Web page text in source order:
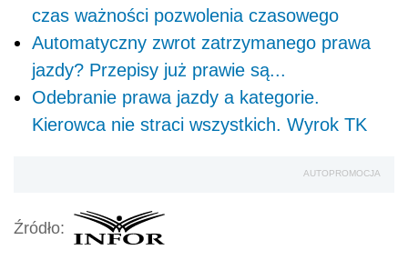
czas ważności pozwolenia czasowego
Automatyczny zwrot zatrzymanego prawa
jazdy? Przepisy już prawie są...
Odebranie prawa jazdy a kategorie.
Kierowca nie straci wszystkich. Wyrok TK
AUTOPROMOCJA
Źródło: